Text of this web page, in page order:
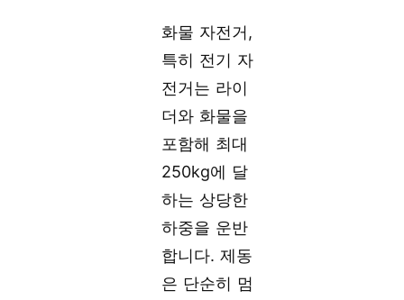
화물 자전거,
특히 전기 자
전거는 라이
더와 화물을
포함해 최대
250kg에 달
하는 상당한
하중을 운반
합니다. 제동
은 단순히 멈